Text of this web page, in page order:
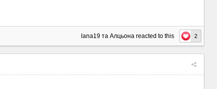
2
lana19 та Алцьона reacted to this